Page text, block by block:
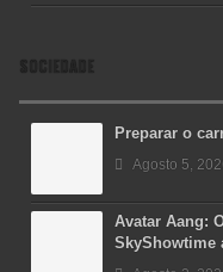
SOCIEDADE
Preparar o
Agosto 5,
Avatar Aang:
SkyShowtime